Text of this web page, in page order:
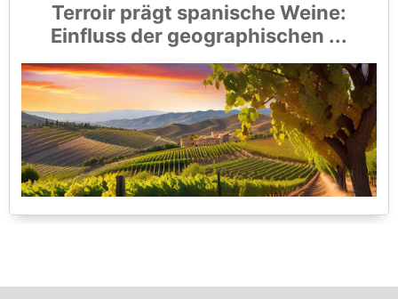
Terroir prägt spanische Weine:
Einfluss der geographischen ...